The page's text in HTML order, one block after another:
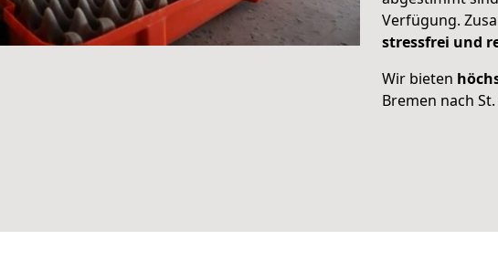
Verfügung.
stressfrei und
Wir bieten
Bremen nach